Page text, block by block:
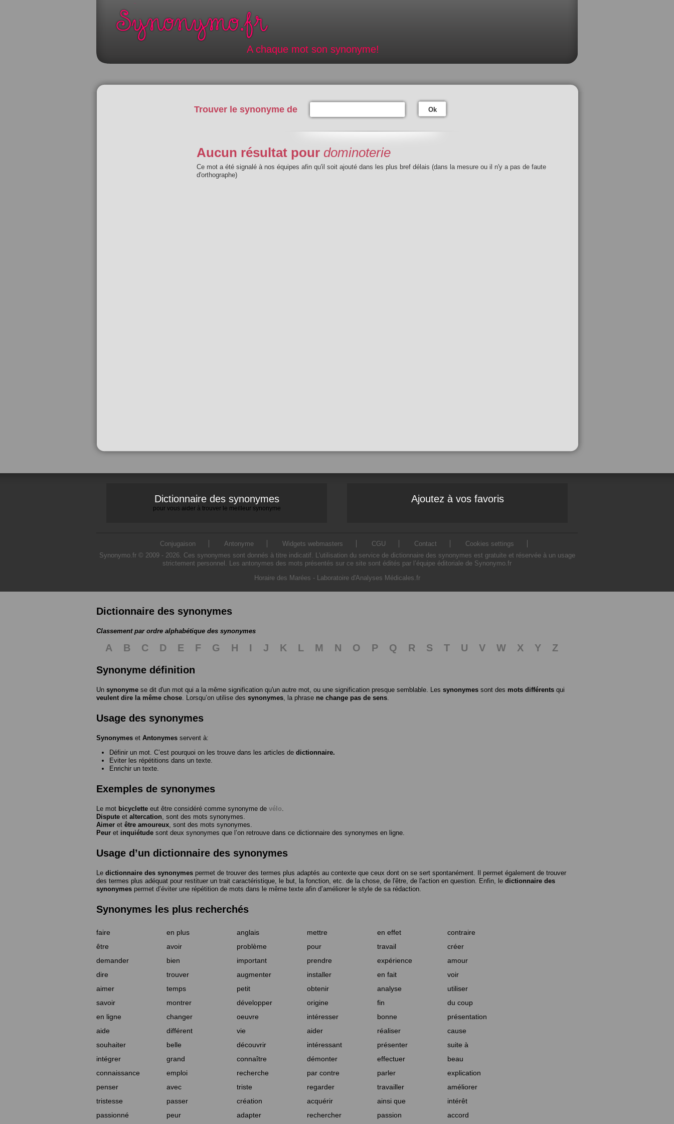
A chaque mot son synonyme!
Trouver le synonyme de Ok
Aucun résultat pour dominoterie
Ce mot a été signalé à nos équipes afin qu'il soit ajouté dans les plus bref délais (dans la mesure ou il n'y a pas de faute
d'orthographe)
Dictionnaire des synonymes
pour vous aider à trouver le meilleur synonyme
Ajoutez à vos favoris
Conjugaison Antonyme Widgets webmasters CGU Contact
Cookies settings
Synonymo.fr © 2009 - 2026. Ces synonymes sont donnés à titre indicatif. L'utilisation du service de dictionnaire des synonymes est gratuite et réservée à un usage
strictement personnel. Les antonymes des mots présentés sur ce site sont édités par l’équipe éditoriale de Synonymo.fr
Horaire des Marées - Laboratoire d'Analyses Médicales.fr
Dictionnaire des synonymes
Classement par ordre alphabétique des synonymes
A B C D E F G H I J K L M N O P Q R S T U V W X Y
Z
Synonyme définition
Un synonyme se dit d'un mot qui a la même signification qu'un autre mot, ou une signification presque semblable. Les synonymes sont des mots différents qui
veulent dire la même chose . Lorsqu’on utilise des synonymes , la phrase ne change pas de sens
Usage des synonymes
Synonymes et Antonymes servent à:
Définir un mot. C’est pourquoi on les trouve dans les articles de dictionnaire.
Eviter les répétitions dans un texte.
Enrichir un texte.
Exemples de synonymes
Le mot bicyclette eut être considéré comme synonyme de vélo
Dispute et altercation , sont des mots synonymes.
Aimer et être amoureux , sont des mots synonymes.
Peur et inquiétude sont deux synonymes que l’on retrouve dans ce dictionnaire des synonymes en ligne.
Usage d’un dictionnaire des synonymes
Le dictionnaire des synonymes permet de trouver des termes plus adaptés au contexte que ceux dont on se sert spontanément. Il permet également de trouver
des termes plus adéquat pour restituer un trait caractéristique, le but, la fonction, etc. de la chose, de l'être, de l'action en question. Enfin, le dictionnaire des
synonymes permet d’éviter une répétition de mots dans le même texte afin d’améliorer le style de sa rédaction.
Synonymes les plus recherchés
faire en plus anglais mettre en effet
contraire
être
avoir problème pour travail
créer
demander
bien important prendre expérience
amour
dire
trouver augmenter installer en fait
voir
aimer
temps petit obtenir analyse
utiliser
savoir
montrer développer origine fin
du coup
en ligne
changer oeuvre intéresser bonne
présentation
aide
différent vie aider réaliser
cause
souhaiter
belle découvrir intéressant présenter
suite à
intégrer
grand connaître démonter effectuer
beau
connaissance
emploi recherche par contre parler
explication
penser
avec triste regarder travailler
améliorer
tristesse
passer création acquérir ainsi que
intérêt
passionné
peur adapter rechercher passion accord